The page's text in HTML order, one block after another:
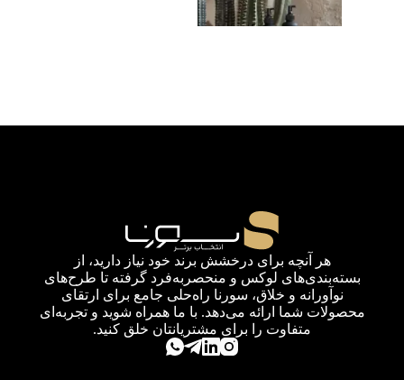
هر آنچه برای درخشش برند خود نیاز دارید، از
بسته‌بندی‌های لوکس و منحصربه‌فرد گرفته تا طرح‌های
نوآورانه و خلاق، سورنا راه‌حلی جامع برای ارتقای
محصولات شما ارائه می‌دهد. با ما همراه شوید و تجربه‌ای
متفاوت را برای مشتریانتان خلق کنید.